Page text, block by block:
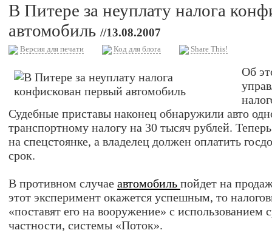
В Питере за неуплату налога
автомобиль //13.08.2007
Версия для печати Код для блога Share This!
Об
Судебные приставы наконец обнаружили авто
транспортному налогу на 30 тысяч рублей.
на спецстоянке, а владелец должен оплатить
срок.
В противном случае автомобиль пойдет на
этот эксперимент окажется успешным, то
«поставят его на вооружение» с использованием
частности, системы «Поток».